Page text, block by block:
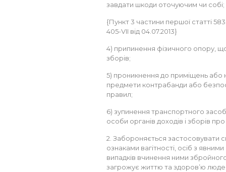
завдати шкоди оточуючим чи собі;
{Пункт 3 частини першої статті
405-VII від 04.07.2013}
4) припинення фізичного опору, що
зборів;
5) проникнення до приміщень або
предмети контрабанди або
правил;
6) зупинення транспортного
особи органів доходів і зборів
2. Забороняється застосовувати
ознаками вагітності, осіб з явними
випадків вчинення ними
загрожує життю та здоров’ю